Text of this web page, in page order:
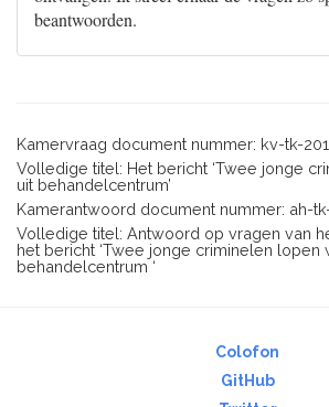
beantwoorden.
Kamervraag document nummer: kv-tk-
Volledige titel: Het bericht ‘Twee jonge
uit behandelcentrum’
Kamerantwoord document nummer: ah-
Volledige titel: Antwoord op vragen van
het bericht ‘Twee jonge criminelen lopen
behandelcentrum ‘
Colofon
GitHub